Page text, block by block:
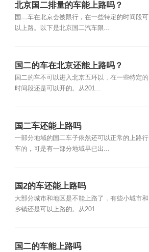
北京国二排量的车能上路吗？
国二车在北京会被限行，在一些特定的时间段可
以上路。以下是北京国二汽车限...
国二的车在北京还能上路吗？
国二的车不可以进入北京五环以，在一些特定的
时间段还是可以开的。从201...
国二车还能上路吗
一部分地域的国二车子依然还可以正常的上路行
车的，可是有一部分地域早已出...
国2的车还能上路吗
大部分城市和地区是不能上路了，有些小城市和
乡镇还是可以上路的。从201...
国二的车能上路吗